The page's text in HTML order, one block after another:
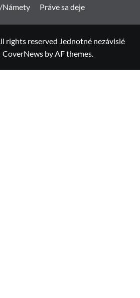
Práve sa deje
rights reserved Jednotné nezávislé
CoverNews by AF themes.